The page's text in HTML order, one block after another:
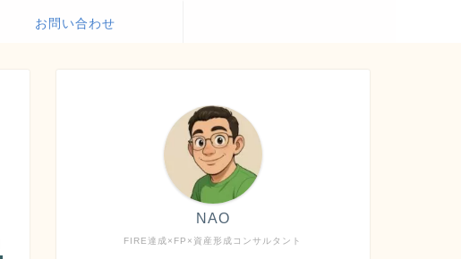
お問い合わせ
FIRE達成×FP×資産形成コンサルタント
NAO